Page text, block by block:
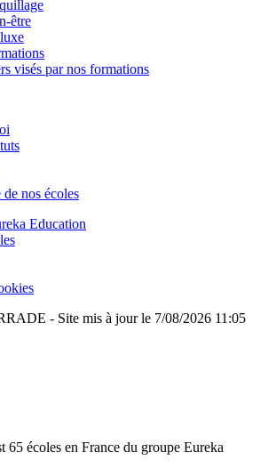
être
visés par nos formations
nos écoles
Education
- Site mis à jour le 7/08/2026 11:05
65 écoles en France du groupe Eureka